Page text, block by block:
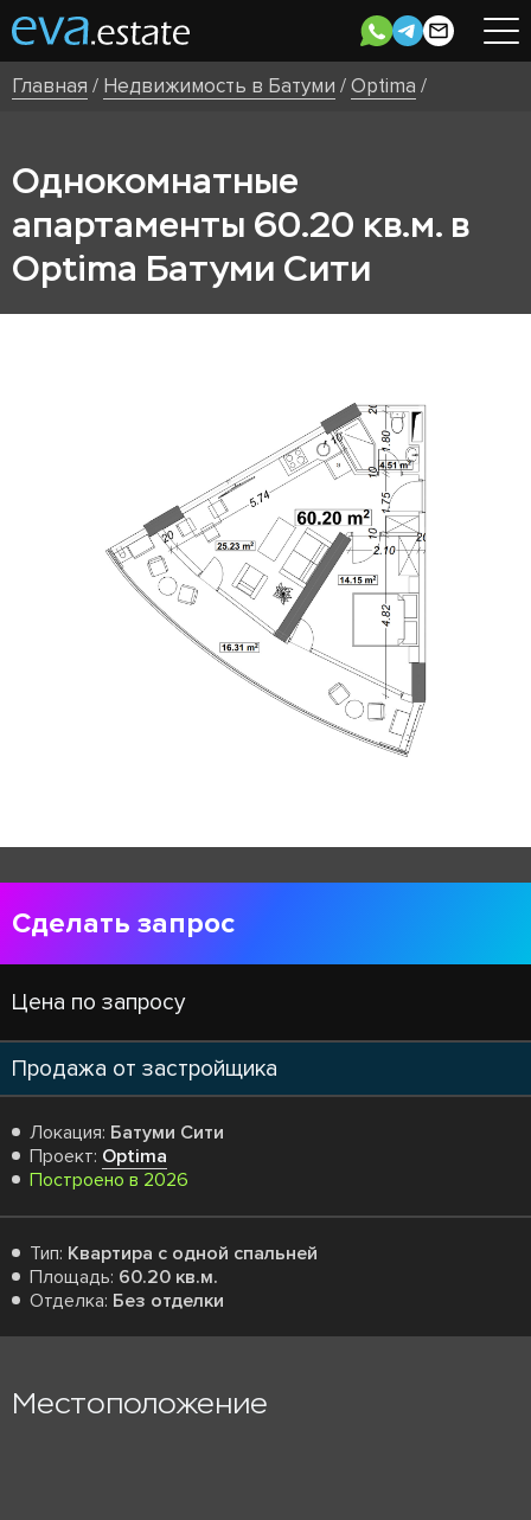
Главная / Недвижимость в Батуми /Optima /
Однокомнатные
апартаменты 60.20 кв.м. в
Optima Батуми Сити
Сделать запрос
Цена по запросу
Продажа от застройщика
Локация: Батуми Сити
Проект: Optima
Построено в 2026
Тип: Квартира с одной спальней
Площадь: 60.20 кв.м.
Отделка: Без отделки
Местоположение